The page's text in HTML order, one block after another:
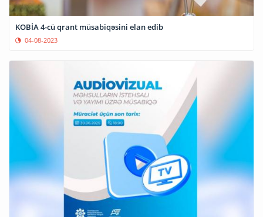
KOBİA 4-cü qrant müsabiqəsini elan edib
04-08-2023